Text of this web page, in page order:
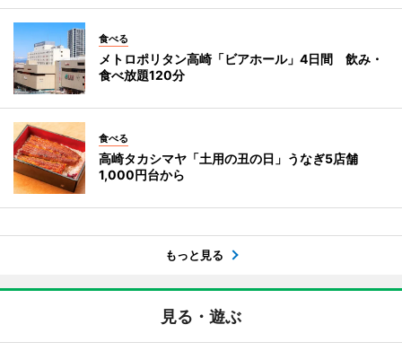
食べる
メトロポリタン高崎「ビアホール」4日間 飲み・
食べ放題120分
食べる
高崎タカシマヤ「土用の丑の日」うなぎ5店舗
1,000円台から
もっと見る
見る・遊ぶ